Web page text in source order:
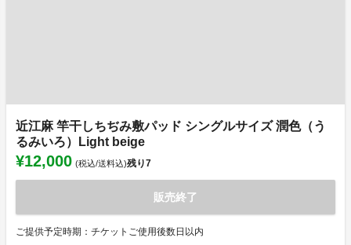
近江麻 竿干しちぢみ敷パッド シングルサイズ 潤色（う
るみいろ）Light beige
¥12,000 (税込/送料込)残り7
販売終了
ご提供予定時期：チケットご使用後数日以内